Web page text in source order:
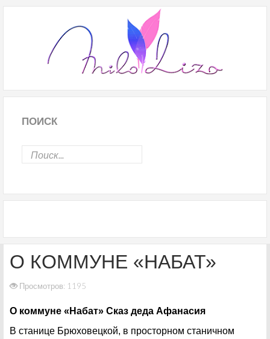
ПОИСК
О КОММУНЕ «НАБАТ»
Просмотров: 1195
О коммуне «Набат» Сказ деда Афанасия
В станице Брюховецкой, в просторном станичном